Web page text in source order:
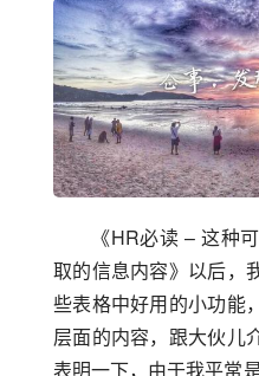
《HR必读 – 这种
取的信息内容》以后，
些表格中好用的小功能
层面的内容，跟大伙儿
表明一下，由于我平常